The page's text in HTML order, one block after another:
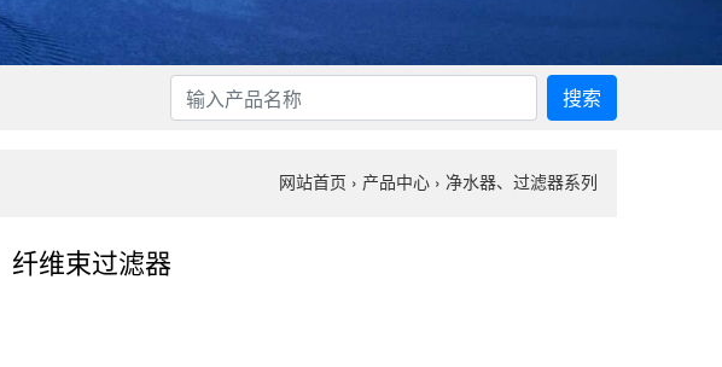
搜索
网站首页 › 产品中心 › 净水器、过滤器系列
纤维束过滤器